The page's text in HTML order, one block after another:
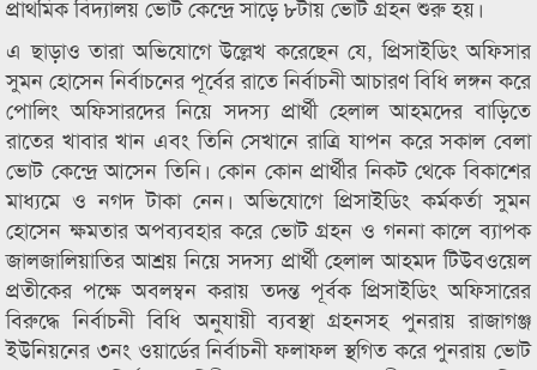
প্রাথমিক বিদ্যালয় ভোট কেন্দ্রে সাড়ে ৮টায় ভোট গ্রহন শুরু হয়।
এ ছাড়াও তারা অভিযোগে উল্লেখ করেছেন যে, প্রিসাইডিং অফিসার
সুমন হোসেন নির্বাচনের পূর্বের রাতে নির্বাচনী আচারণ বিধি লঙ্গন করে
পোলিং অফিসারদের নিয়ে সদস্য প্রার্থী হেলাল আহমদের বাড়িতে
রাতের খাবার খান এবং তিনি সেখানে রাত্রি যাপন করে সকাল বেলা
ভোট কেন্দ্রে আসেন তিনি। কোন কোন প্রার্থীর নিকট থেকে বিকাশের
মাধ্যমে ও নগদ টাকা নেন। অভিযোগে প্রিসাইডিং কর্মকর্তা সুমন
হোসেন ক্ষমতার অপব্যবহার করে ভোট গ্রহন ও গননা কালে ব্যাপক
জালজালিয়াতির আশ্রয় নিয়ে সদস্য প্রার্থী হেলাল আহমদ টিউবওয়েল
প্রতীকের পক্ষে অবলম্বন করায় তদন্ত পূর্বক প্রিসাইডিং অফিসারের
বিরুদ্ধে নির্বাচনী বিধি অনুযায়ী ব্যবস্থা গ্রহনসহ পুনরায় রাজাগঞ্জ
ইউনিয়নের ৩নং ওয়ার্ডের নির্বাচনী ফলাফল স্থগিত করে পুনরায় ভোট